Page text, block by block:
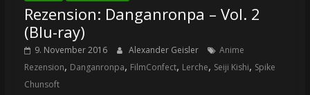
Rezension: Danganronpa – Vol. 2
(Blu-ray)
9. November 2016 Alexander Geisler
Anime
Rezension, Danganronpa, FilmConfect, Lerche, Seiji Kishi, Spike
Chunsoft